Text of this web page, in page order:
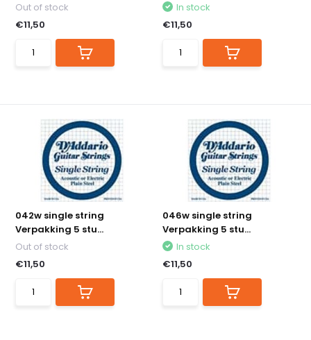
Out of stock
€11,50
In stock
€11,50
042w single string
Verpakking 5 stu...
Out of stock
€11,50
046w single string
Verpakking 5 stu...
In stock
€11,50